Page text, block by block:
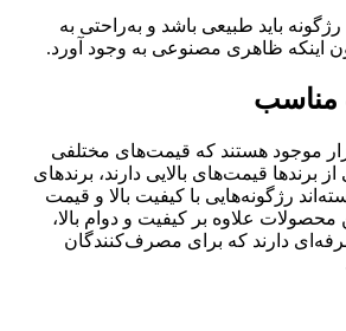
باید طبیعی باشد و به‌راحتی به
اینکه ظاهری مصنوعی به وجود آورد.
مناسب
موجود هستند که قیمت‌های مختلفی
برندها قیمت‌های بالایی دارند، برندهای
رژگونه‌هایی با کیفیت بالا و قیمت
علاوه بر کیفیت و دوام بالا،
دارند که برای مصرف‌کنندگان